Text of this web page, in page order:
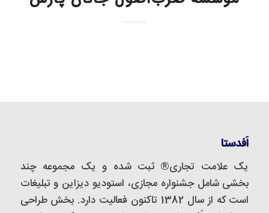
اَفدستا
یک علامت تجاری® ثبت شده و یک مجموعه‌ چند
بخشی شامل جشنواره مجازی، استودیو دیزاین و تبلیغات
است که از سال 1382 تاکنون فعالیت دارد. بخش طراحی